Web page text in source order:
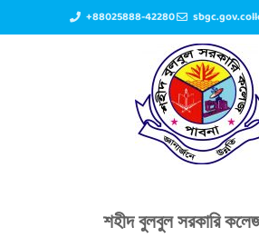
+88025888-42280
শহীদ বুলবুল সরকারি